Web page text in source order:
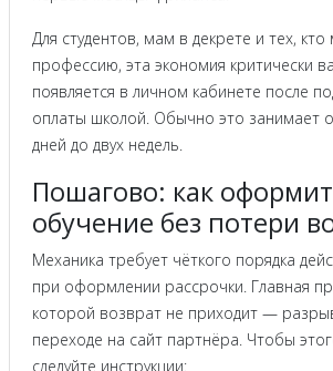
Для студентов, мам в декрете и тех, кто
профессию, эта экономия критически
появляется в личном кабинете после
оплаты школой. Обычно это занимает
дней до двух недель.
Пошагово: как
обучение без потери
Механика требует чёткого порядка
при оформлении рассрочки. Главная
которой возврат не приходит —
переходе на сайт партнёра. Чтобы
следуйте инструкции: